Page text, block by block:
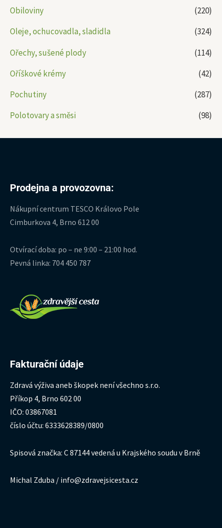
Obiloviny
(220)
Oleje, ochucovadla, sladidla
(324)
Ořechy, sušené plody
(114)
Oříškové krémy
(42)
Pochutiny
(287)
Polotovary a směsi
(98)
Prodejna a provozovna:
Nákupní centrum TESCO Královo Pole
Cimburkova 4, Brno 612 00
Otvírací doba: po – ne 9:00 – 21:00 hod.
Pevná linka: 704 450 787
Fakturační údaje
Zdravá výživa aneb škopek není všechno s.r.o.
Příkop 4, Brno 602 00
IČO: 03867081
číslo účtu: 6333628389/0800
Spisová značka: C 87144 vedená u Krajského soudu v Brně
Michal Zduba / info@zdravejsicesta.cz